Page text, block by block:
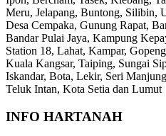
Meru, Jelapang, Buntong, Silibin,
Desa Cempaka, Gunung Rapat,
Bandar Pulai Jaya, Kampung
Station 18, Lahat, Kampar,
Kuala Kangsar, Taiping, Sungai
Iskandar, Bota, Lekir, Seri
Teluk Intan, Kota Setia dan Lumut
INFO HARTANAH